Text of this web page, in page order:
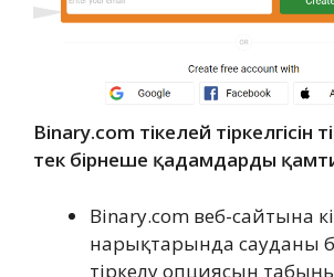
Binary.com тікелей тіркелгісін
тек бірнеше қадамдарды
Binary.com веб-сайтына
нарықтарында сауданы
тіркелу опциясын